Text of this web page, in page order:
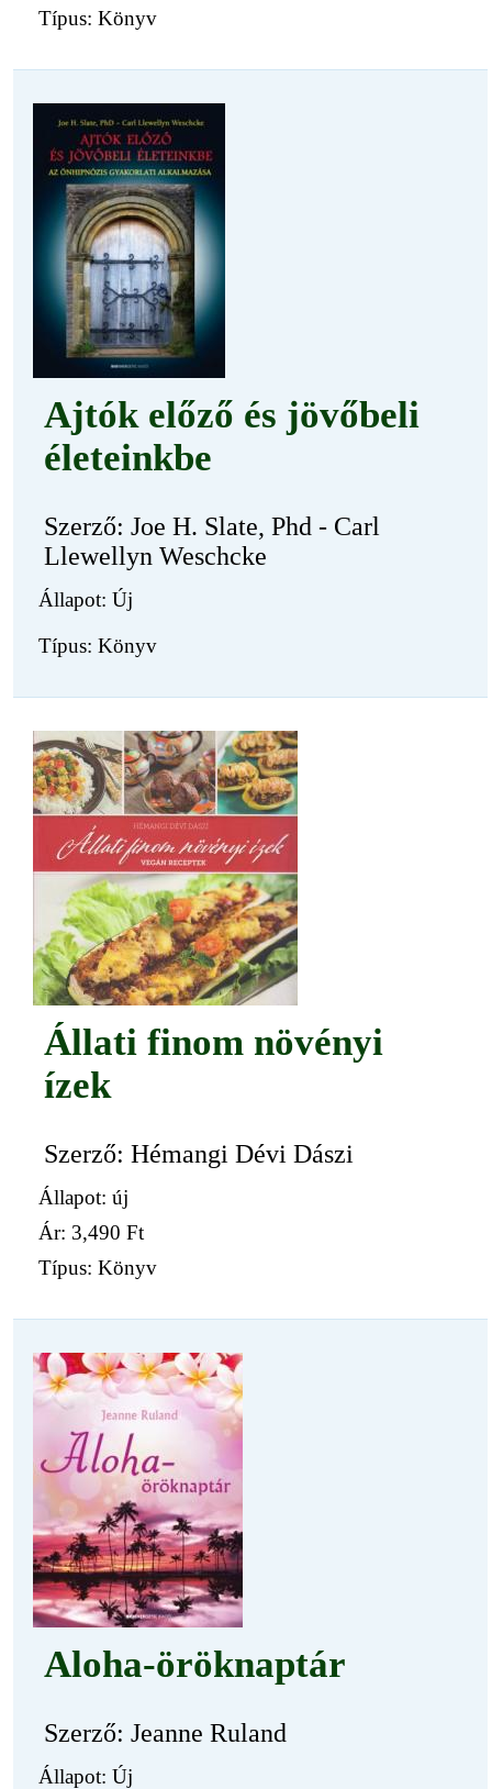
Típus: Könyv
Ajtók előző és jövőbeli
életeinkbe
Szerző: Joe H. Slate, Phd - Carl
Llewellyn Weschcke
Állapot: Új
Típus: Könyv
Állati finom növényi
ízek
Szerző: Hémangi Dévi Dászi
Állapot: új
Ár: 3,490 Ft
Típus: Könyv
Aloha-öröknaptár
Szerző: Jeanne Ruland
Állapot: Új